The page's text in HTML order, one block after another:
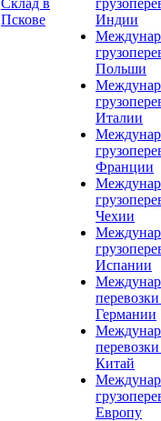
Склад в
Пскове
Индии
Польши
Италии
Франции
Чехии
Испании
Германии
Китай
Европу